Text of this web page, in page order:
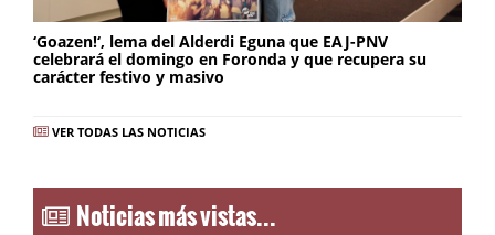
‘Goazen!‘, lema del Alderdi Eguna que EAJ-PNV
celebrará el domingo en Foronda y que recupera su
carácter festivo y masivo
VER TODAS LAS NOTICIAS
Noticias más vistas...